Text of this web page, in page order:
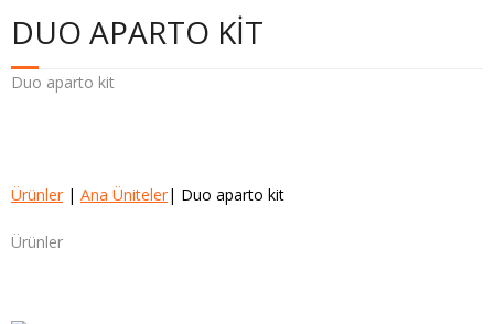
LaundryJET Çamaşır Jeti
Neden Allaway?
Fiyatlar/Referanslar
DUO APARTO KIT
Duo aparto kit
Ürünler | Ana Üniteler| Duo aparto kit
Ürünler